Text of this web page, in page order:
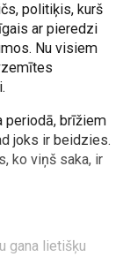
politiķis, kurš
ar pieredzi
Nu visiem
periodā, brīžiem
joks ir beidzies.
ko viņš saka, ir
gana lietišķu